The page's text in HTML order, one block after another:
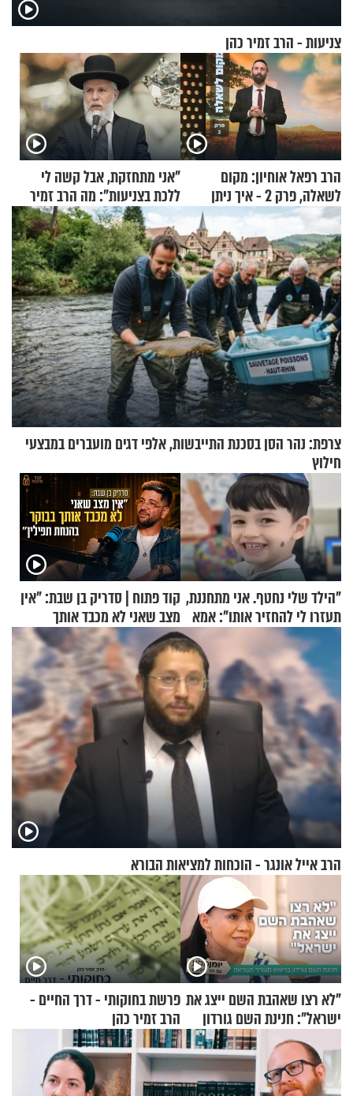
צניעות - הרב זמיר כהן
הרב רפאל אוחיון: מקום
לשאלה, פרק 2 - איך ניתן
להוכיח שהתורה משמיים?
"אני מתחזקת, אבל קשה לי
ללכת בצניעות": מה הרב זמיר
כהן המליץ לה לעשות?
צרפת: נהר הסן בסכנת התייבשות, אלפי דגים מועברים במבצעי
חילוץ
"הילד שלי נחטף. אני מתחננת,
תעזרו לי להחזיר אותו": אמא
של יובל בן ה-4 בריאיון דומע
קוד פתוח | סדריק בן שבת: "אין
מצב שאני לא מכבד אותך
בבוקר בהנחת תפילין"
הרב אייל אונגר - הוכחות למציאות הבורא
"לא רצו שאהבת השם ייצג את
ישראל": חנינת השם גורדון
בריאיון מעורר השראה
פרשת בחוקותי - דרך החיים -
הרב זמיר כהן